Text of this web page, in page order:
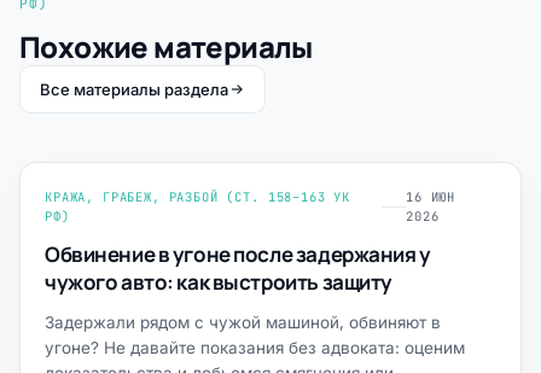
РФ)
Похожие материалы
Все материалы раздела
КРАЖА, ГРАБЕЖ, РАЗБОЙ (СТ. 158–163 УК
РФ)
16 ИЮН
2026
Обвинение в угоне после задержания у
чужого авто: как выстроить защиту
Задержали рядом с чужой машиной, обвиняют в
угоне? Не давайте показания без адвоката: оценим